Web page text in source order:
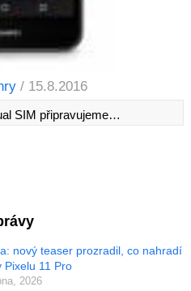
/ 15.8.2016
SIM připravujeme…
nový teaser prozradil, co nahradí
Pixelu 11 Pro
2026